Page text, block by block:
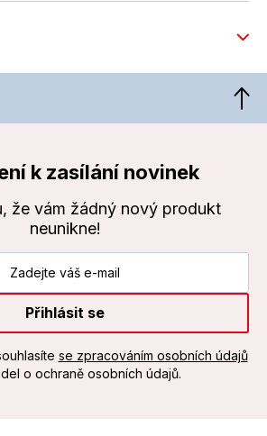
k zasílání novinek
že vám žádný nový produkt
neunikne!
Přihlásit se
se zpracováním osobních údajů
o ochraně osobních údajů.